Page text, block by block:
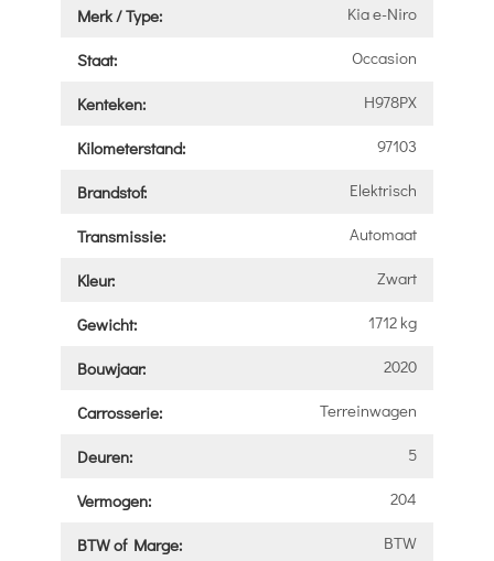
Merk / Type: Kia e-Niro
Staat: Occasion
Kenteken: H978PX
Kilometerstand: 97103
Brandstof: Elektrisch
Transmissie: Automaat
Kleur: Zwart
Gewicht: 1712 kg
Bouwjaar: 2020
Carrosserie: Terreinwagen
Deuren: 5
Vermogen: 204
BTW of Marge: BTW